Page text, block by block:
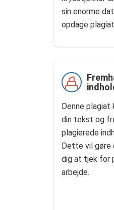
sin enorme
opdage
Denne plagiat
din tekst og
plagierede
Dette vil
dig at tjek for
arbejde.